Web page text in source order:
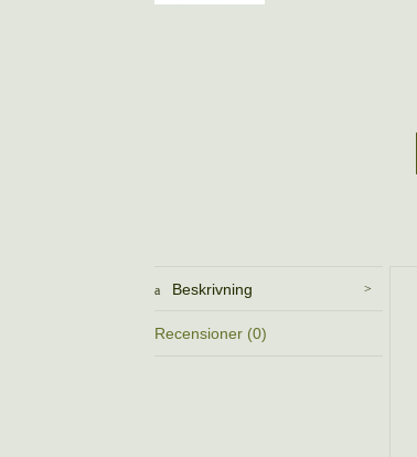
Beskrivning
Recensioner (0)